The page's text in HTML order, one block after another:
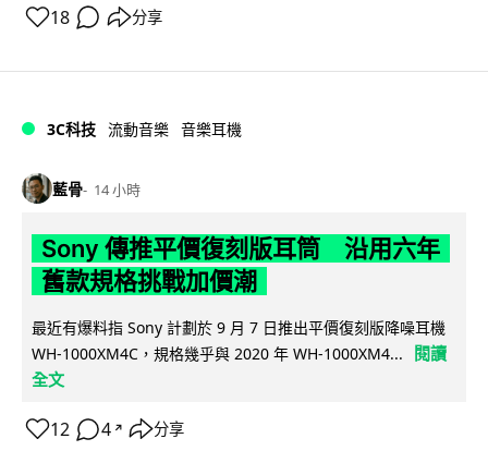
18 分享
3C科技 流動音樂 音樂耳機
藍骨 14 小時
Sony 傳推平價復刻版耳筒 沿用六年
舊款規格挑戰加價潮
最近有爆料指 Sony 計劃於 9 月 7 日推出平價復刻版降噪耳機
WH-1000XM4C，規格幾乎與 2020 年 WH-1000XM4...
閱讀
全文
12 4 ↗ 分享